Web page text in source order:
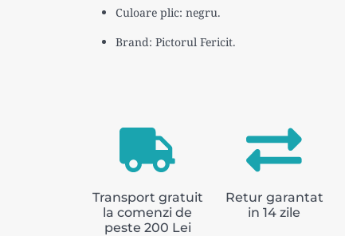
Culoare plic: negru.
Brand: Pictorul Fericit.
Transport gratuit
la comenzi de
peste 200 Lei
Retur garantat
in 14 zile